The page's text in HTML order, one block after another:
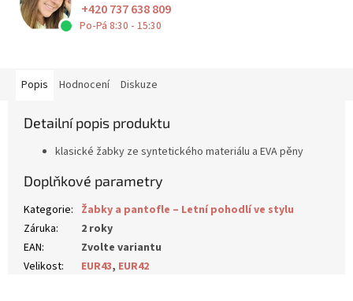
+420 737 638 809
Po-Pá 8:30 - 15:30
Popis Hodnocení Diskuze
Detailní popis produktu
klasické žabky ze syntetického materiálu a EVA pěny
Doplňkové parametry
Kategorie: Žabky a pantofle – Letní pohodlí ve stylu
Záruka:
2 roky
EAN:
Zvolte variantu
Velikost: EUR43, EUR42